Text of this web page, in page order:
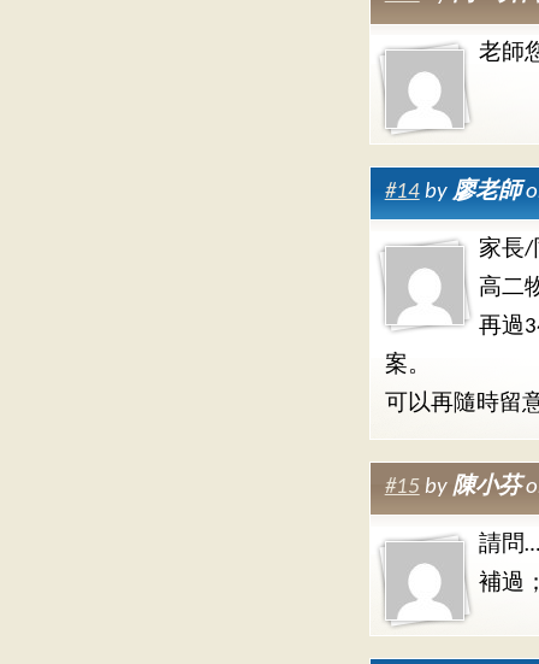
老師
#14by 廖老師
家長/
高二
再過
案。
可以再隨時留
#15by 陳小芬
請問
補過